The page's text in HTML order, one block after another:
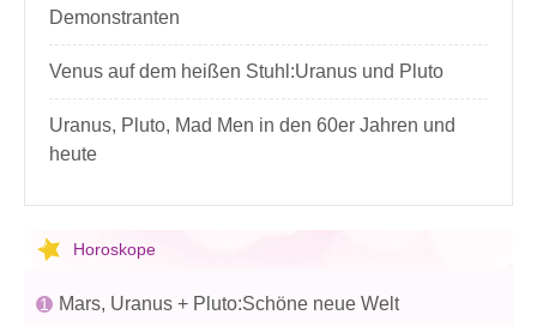
Demonstranten
Venus auf dem heißen Stuhl:Uranus und Pluto
Uranus, Pluto, Mad Men in den 60er Jahren und
heute
Horoskope
Mars, Uranus + Pluto:Schöne neue Welt